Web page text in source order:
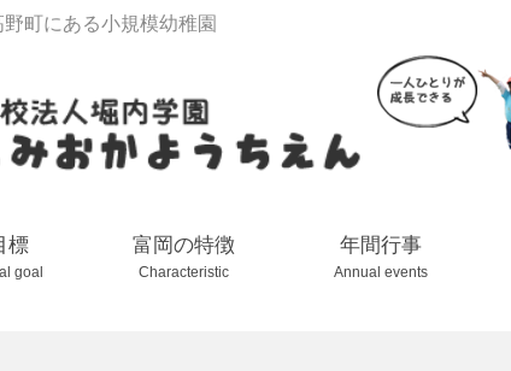
町にある小規模幼稚園
標
goal
富岡の特徴
Characteristic
年間行事
Annual events